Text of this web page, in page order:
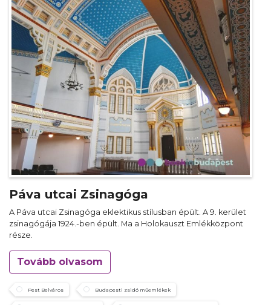
Páva utcai Zsinagóga
A Páva utcai Zsinagóga eklektikus stílusban épült. A 9. kerület
zsinagógája 1924.-ben épült. Ma a Holokauszt Emlékközpont
része.
Tovább olvasom
Pest Belváros Budapesti zsidó műemlékek